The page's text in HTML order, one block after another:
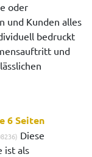
oder
und Kunden alles
bedruckt
und
6 Seiten
Diese
ist als